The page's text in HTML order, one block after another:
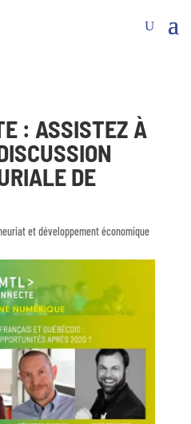
: ASSISTEZ À
DE
et développement économique